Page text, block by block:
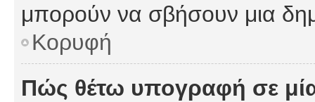
μπορούν να σβήσουν μια
Κορυφή
Πώς θέτω υπογραφή σε